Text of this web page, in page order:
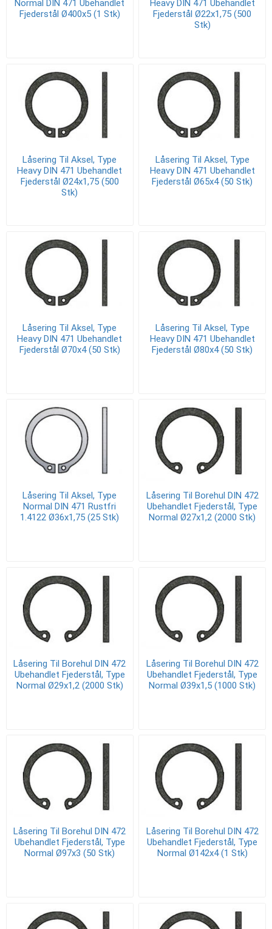
Normal DIN 471 Ubehandlet
Fjederstål Ø400x5 (1 Stk)
Heavy DIN 471 Ubehandlet
Fjederstål Ø22x1,75 (500
Stk)
Låsering Til Aksel, Type
Heavy DIN 471 Ubehandlet
Fjederstål Ø24x1,75 (500
Stk)
Låsering Til Aksel, Type
Heavy DIN 471 Ubehandlet
Fjederstål Ø65x4 (50 Stk)
Låsering Til Aksel, Type
Heavy DIN 471 Ubehandlet
Fjederstål Ø70x4 (50 Stk)
Låsering Til Aksel, Type
Heavy DIN 471 Ubehandlet
Fjederstål Ø80x4 (50 Stk)
Låsering Til Aksel, Type
Normal DIN 471 Rustfri
1.4122 Ø36x1,75 (25 Stk)
Låsering Til Borehul DIN 472
Ubehandlet Fjederstål, Type
Normal Ø27x1,2 (2000 Stk)
Låsering Til Borehul DIN 472
Ubehandlet Fjederstål, Type
Normal Ø29x1,2 (2000 Stk)
Låsering Til Borehul DIN 472
Ubehandlet Fjederstål, Type
Normal Ø39x1,5 (1000 Stk)
Låsering Til Borehul DIN 472
Ubehandlet Fjederstål, Type
Normal Ø97x3 (50 Stk)
Låsering Til Borehul DIN 472
Ubehandlet Fjederstål, Type
Normal Ø142x4 (1 Stk)